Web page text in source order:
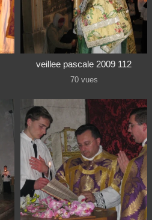
veillee pascale 2009 112
70 vues